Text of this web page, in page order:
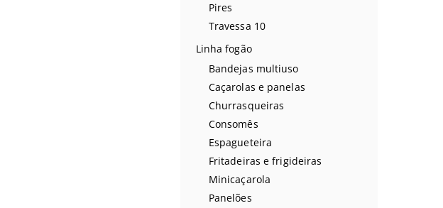
Pires
Travessa 10
Linha fogão
Bandejas multiuso
Caçarolas e panelas
Churrasqueiras
Consomês
Espagueteira
Fritadeiras e frigideiras
Minicaçarola
Panelões